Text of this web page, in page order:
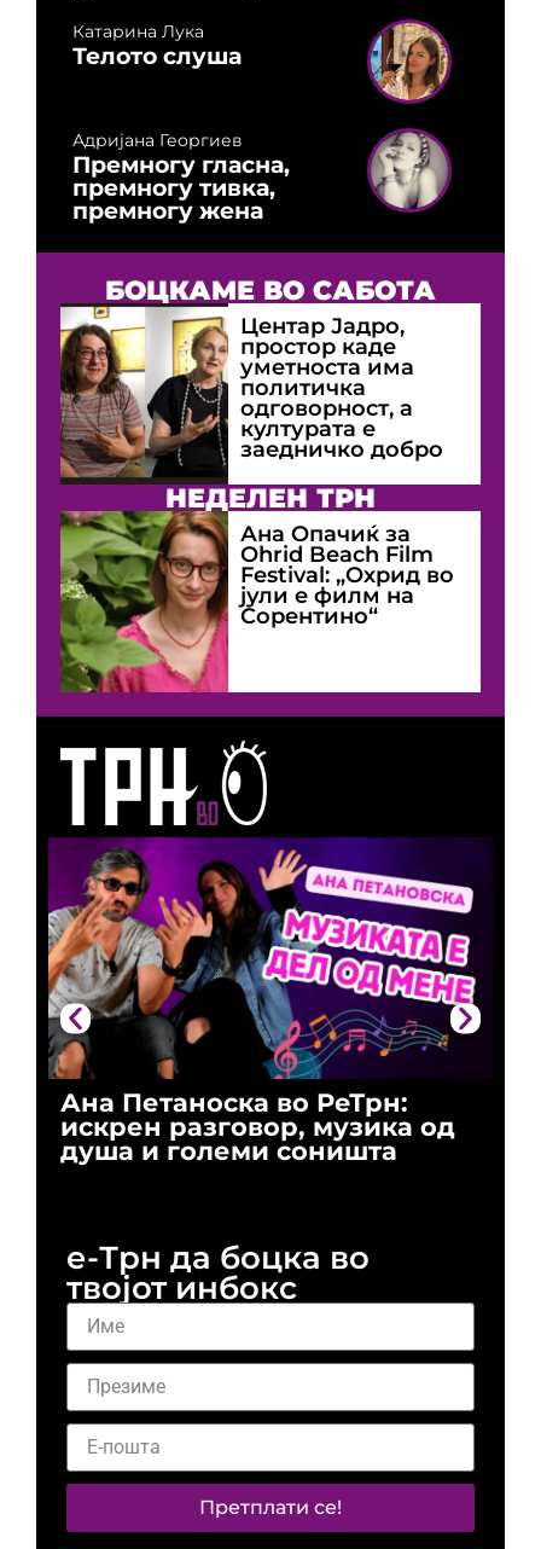
Ана Петаноска во РеТрн:
искрен разговор, музика од
душа и големи соништа
Катарина Лука
Телото слуша
Адријана Георгиев
Премногу гласна,
премногу тивка,
премногу жена
БОЦКАМЕ ВО САБОТА
Центар Јадро,
простор каде
уметноста има
политичка
одговорност, а
културата е
заедничко добро
НЕДЕЛЕН ТРН
Ана Опачиќ за
Оhrid Beach Film
Festival: „Охрид во
јули е филм на
Сорентино“
е-Трн да боцка во
твојот инбокс
Претплати се!